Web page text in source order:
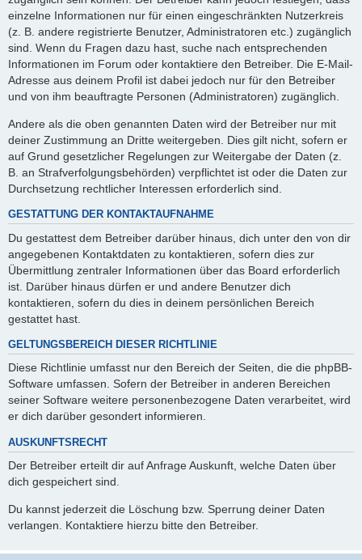
einzelne Informationen nur für einen eingeschränkten Nutzerkreis
(z. B. andere registrierte Benutzer, Administratoren etc.) zugänglich
sind. Wenn du Fragen dazu hast, suche nach entsprechenden
Informationen im Forum oder kontaktiere den Betreiber. Die E-Mail-
Adresse aus deinem Profil ist dabei jedoch nur für den Betreiber
und von ihm beauftragte Personen (Administratoren) zugänglich.
Andere als die oben genannten Daten wird der Betreiber nur mit
deiner Zustimmung an Dritte weitergeben. Dies gilt nicht, sofern er
auf Grund gesetzlicher Regelungen zur Weitergabe der Daten (z.
B. an Strafverfolgungsbehörden) verpflichtet ist oder die Daten zur
Durchsetzung rechtlicher Interessen erforderlich sind.
GESTATTUNG DER KONTAKTAUFNAHME
Du gestattest dem Betreiber darüber hinaus, dich unter den von dir
angegebenen Kontaktdaten zu kontaktieren, sofern dies zur
Übermittlung zentraler Informationen über das Board erforderlich
ist. Darüber hinaus dürfen er und andere Benutzer dich
kontaktieren, sofern du dies in deinem persönlichen Bereich
gestattet hast.
GELTUNGSBEREICH DIESER RICHTLINIE
Diese Richtlinie umfasst nur den Bereich der Seiten, die die phpBB-
Software umfassen. Sofern der Betreiber in anderen Bereichen
seiner Software weitere personenbezogene Daten verarbeitet, wird
er dich darüber gesondert informieren.
AUSKUNFTSRECHT
Der Betreiber erteilt dir auf Anfrage Auskunft, welche Daten über
dich gespeichert sind.
Du kannst jederzeit die Löschung bzw. Sperrung deiner Daten
verlangen. Kontaktiere hierzu bitte den Betreiber.